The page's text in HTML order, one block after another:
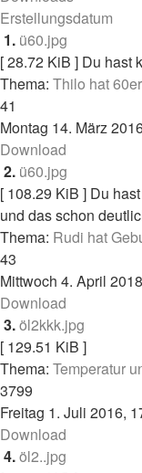
Erstellungsdatum
1. ü60.jpg
[ 28.72 KiB ] Du hast
Thema: Thilo hat
41
Montag 14. März
Download
2. ü60.jpg
[ 108.29 KiB ] Du
und das schon
Thema: Rudi hat
43
Mittwoch 4. April
Download
3.öl2kkk.jpg
[ 129.51 KiB ]
Thema: Temperatur
3799
Freitag 1. Juli 2016,
Download
4.öl2..jpg